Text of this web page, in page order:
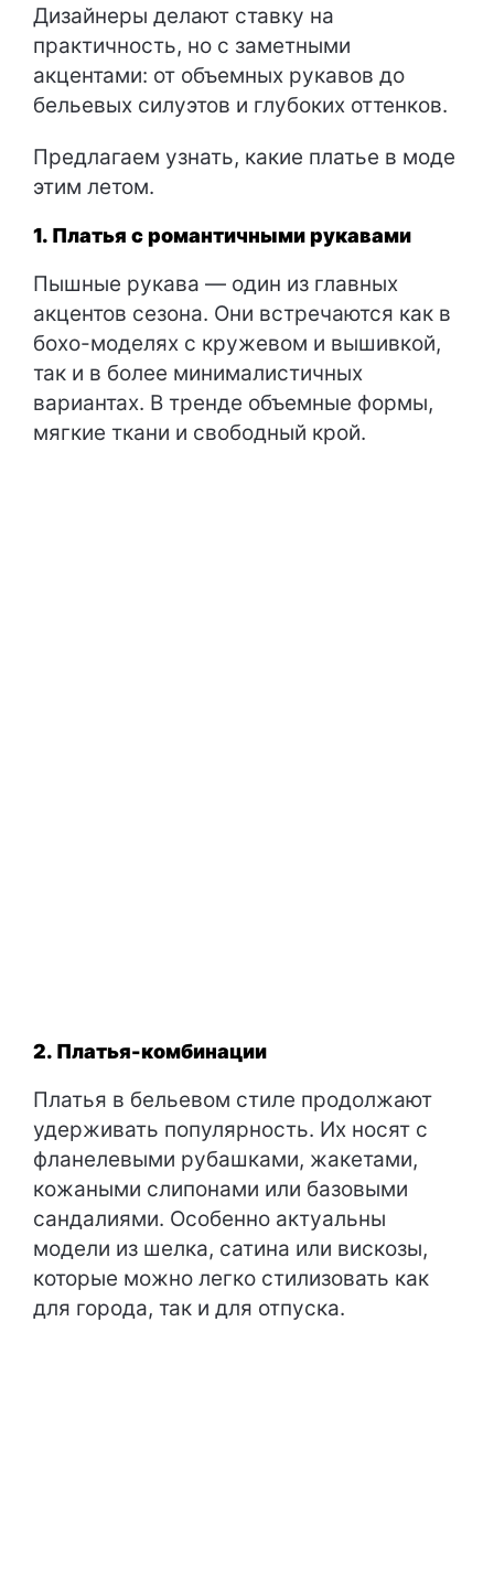
Дизайнеры делают ставку на
практичность, но с заметными
акцентами: от объемных рукавов до
бельевых силуэтов и глубоких оттенков.
Предлагаем узнать, какие платье в моде
этим летом.
1. Платья с романтичными рукавами
Пышные рукава — один из главных
акцентов сезона. Они встречаются как в
бохо-моделях с кружевом и вышивкой,
так и в более минималистичных
вариантах. В тренде объемные формы,
мягкие ткани и свободный крой.
2. Платья-комбинации
Платья в бельевом стиле продолжают
удерживать популярность. Их носят с
фланелевыми рубашками, жакетами,
кожаными слипонами или базовыми
сандалиями. Особенно актуальны
модели из шелка, сатина или вискозы,
которые можно легко стилизовать как
для города, так и для отпуска.